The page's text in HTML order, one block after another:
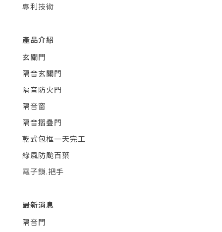
專利技術
產品介紹
玄關門
隔音玄關門
隔音防火門
隔音窗
隔音摺疊門
乾式包框一天完工
綠風防颱百葉
電子鎖.把手
最新消息
隔音門